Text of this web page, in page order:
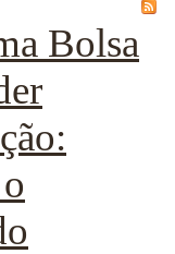
Bolsa